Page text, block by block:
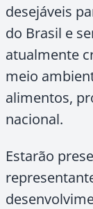
desejáveis
do Brasil e
atualmente
meio
alimentos,
nacional.
Estarão